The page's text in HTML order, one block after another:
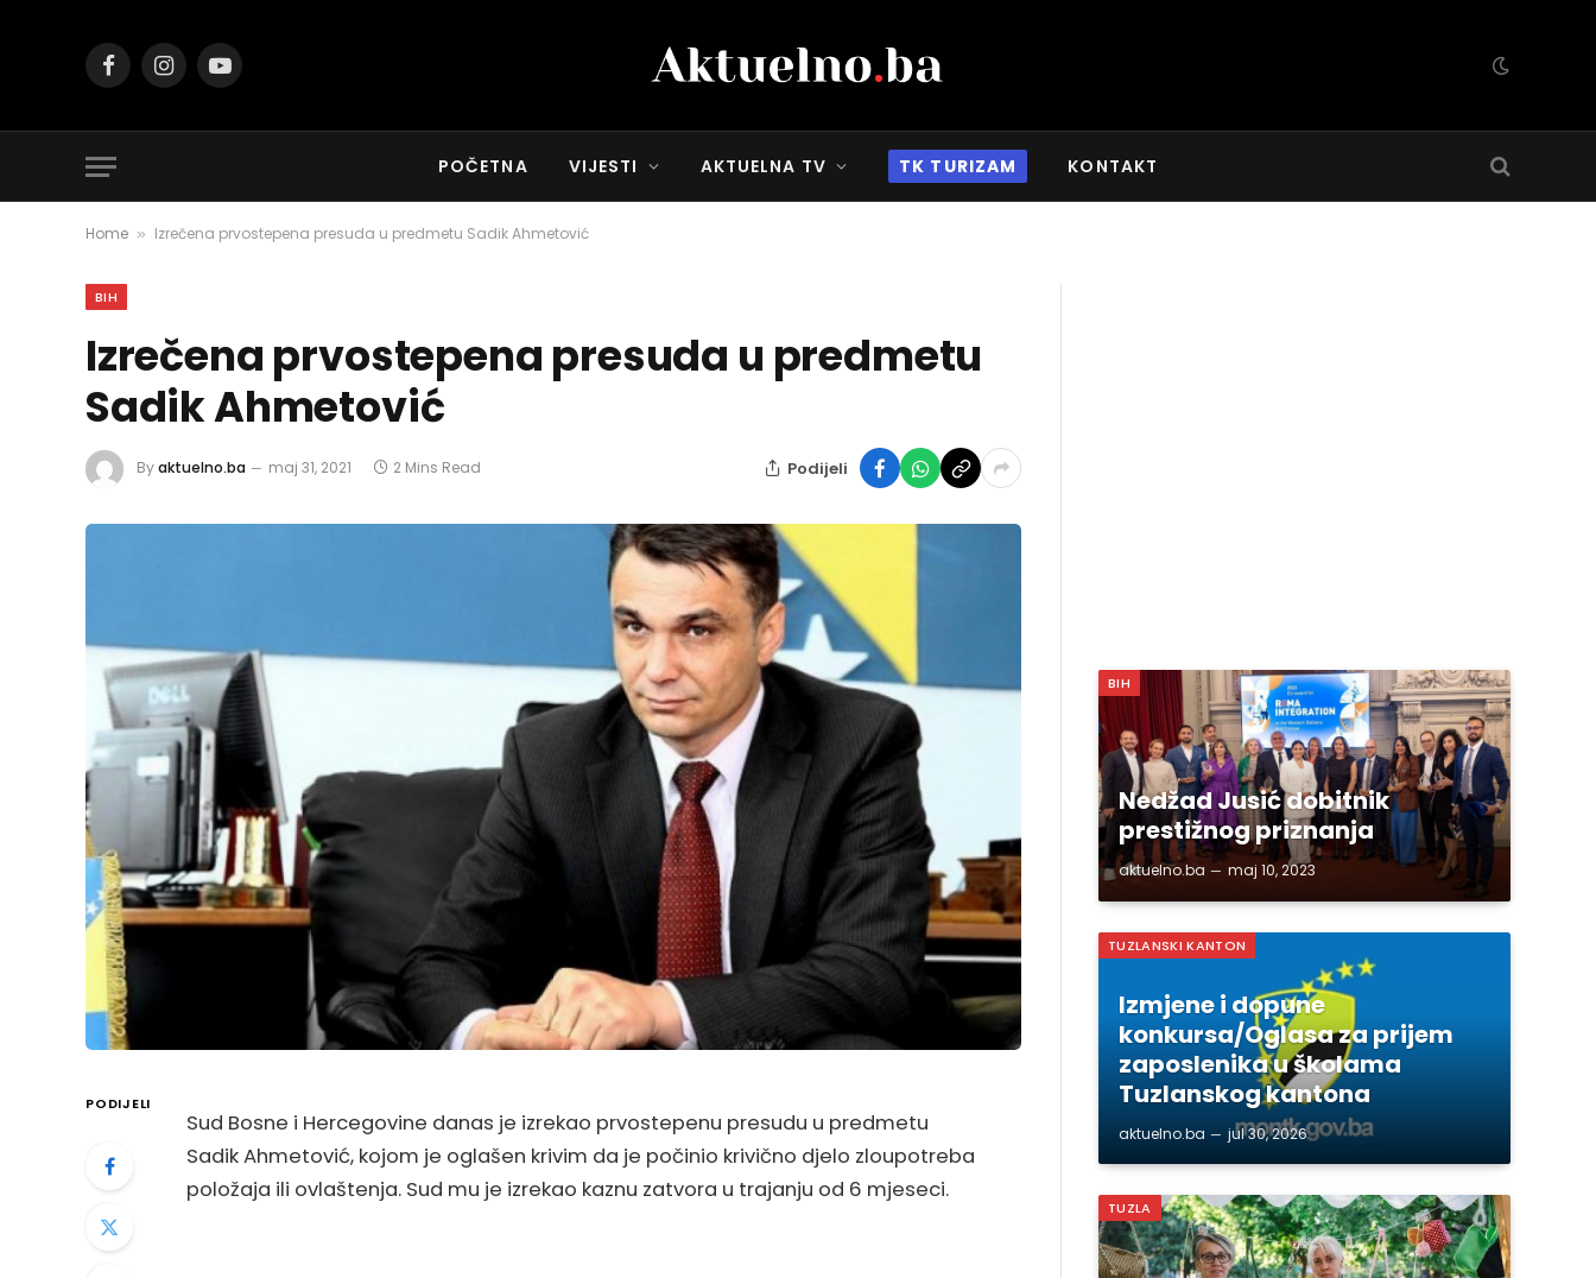
FacebookInstagramYouTube
POČETNA VIJESTI AKTUELNA TV TK TURIZAM KONTAKT
Home » Izrečena prvostepena presuda u predmetu Sadik Ahmetović
BIH
Izrečena prvostepena presuda u predmetu
Sadik Ahmetović
Byaktuelno.ba maj 31, 2021 2 Mins Read Podijeli
PODIJELI
Sud Bosne i Hercegovine danas je izrekao prvostepenu presudu u predmetu
Sadik Ahmetović, kojom je oglašen krivim da je počinio krivično djelo zloupotreba
položaja ili ovlaštenja. Sud mu je izrekao kaznu zatvora u trajanju od 6 mjeseci.
BIH
Nedžad Jusić dobitnik
prestižnog priznanja
aktuelno.ba maj 10, 2023
TUZLANSKI KANTON
Izmjene i dopune
konkursa/Oglasa za prijem
zaposlenika u školama
Tuzlanskog kantona
aktuelno.ba jul 30, 2026
TUZLA